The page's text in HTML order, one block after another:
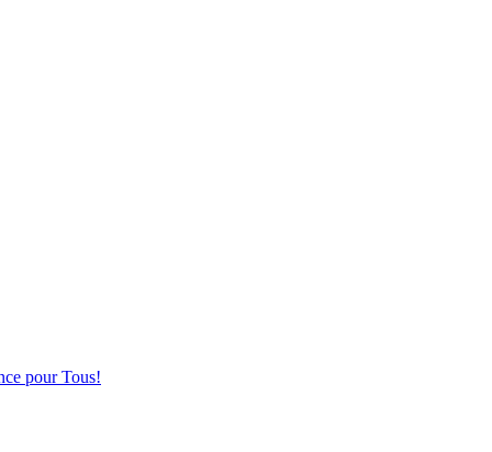
pour Tous!